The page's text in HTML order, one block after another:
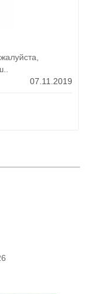
07.11.2019